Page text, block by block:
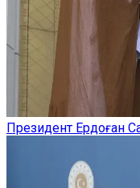
Президент Ердоған